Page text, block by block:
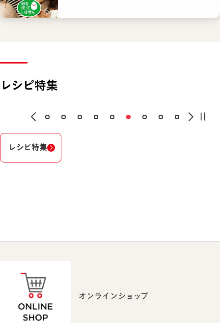
レシピ特集
レシピ特集
オンラインショップ